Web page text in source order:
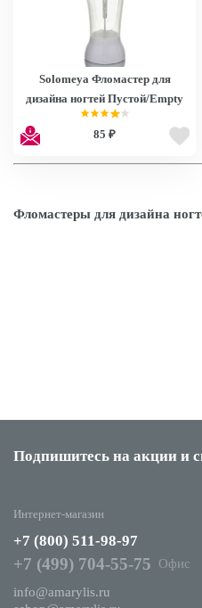
Solomeya Фломастер для
дизайна ногтей Пустой/Empty
85 ₽
Фломастеры для дизайна
Подпишитесь на акции и
Интернет-магазин
+7 (800) 511-98-97
+7 (499) 704-55-75
Офис
info@amarylis.ru